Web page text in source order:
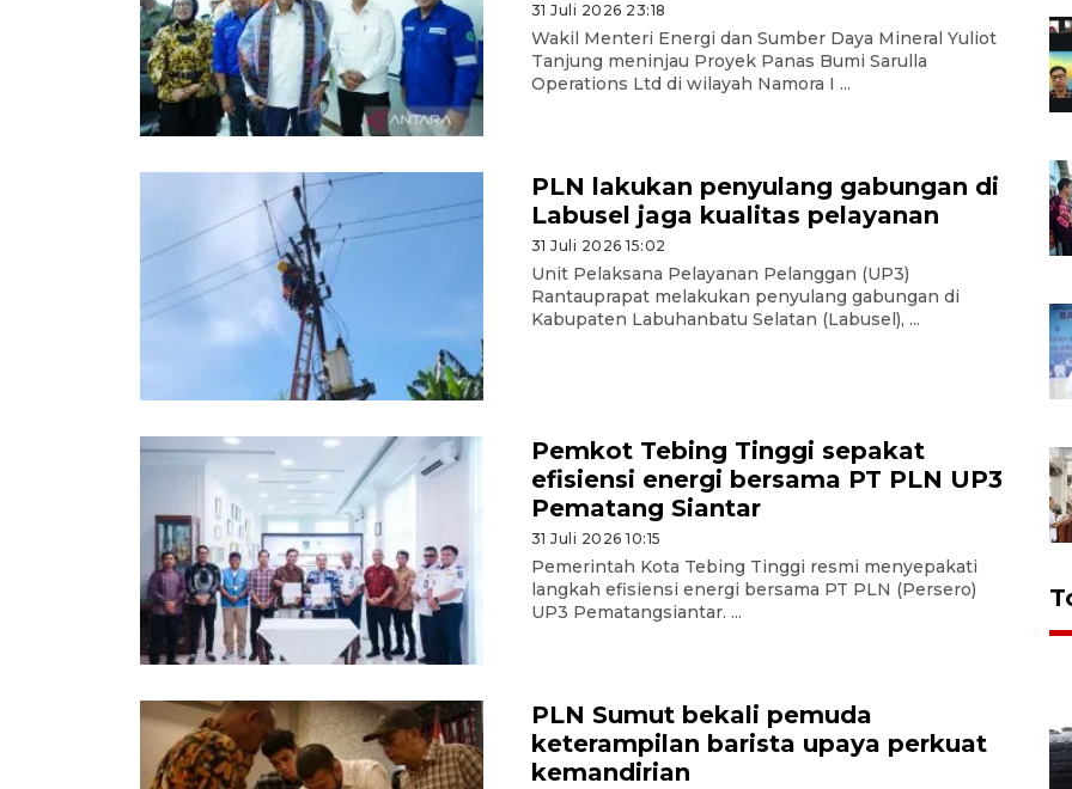
31 Juli 2026 23:18
Wakil Menteri Energi dan Sumber Daya Mineral Yuliot
Tanjung meninjau Proyek Panas Bumi Sarulla
Operations Ltd di wilayah Namora I ...
PLN lakukan penyulang gabungan di
Labusel jaga kualitas pelayanan
31 Juli 2026 15:02
Unit Pelaksana Pelayanan Pelanggan (UP3)
Rantauprapat melakukan penyulang gabungan di
Kabupaten Labuhanbatu Selatan (Labusel), ...
Pemkot Tebing Tinggi sepakat
efisiensi energi bersama PT PLN UP3
Pematang Siantar
31 Juli 2026 10:15
Pemerintah Kota Tebing Tinggi resmi menyepakati
langkah efisiensi energi bersama PT PLN (Persero)
UP3 Pematangsiantar. ...
PLN Sumut bekali pemuda
keterampilan barista upaya perkuat
kemandirian